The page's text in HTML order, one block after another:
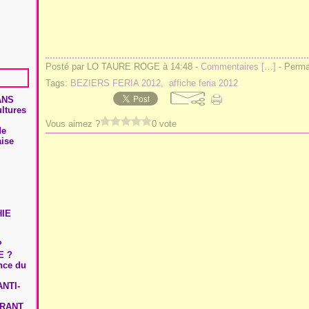
?
du
Posté par LO TAURE ROGE à 14:48 - Commentaires […] -
Tags: BEZIERS FERIA 2012, affiche feria 2012
Vous aimez ? 0 vote